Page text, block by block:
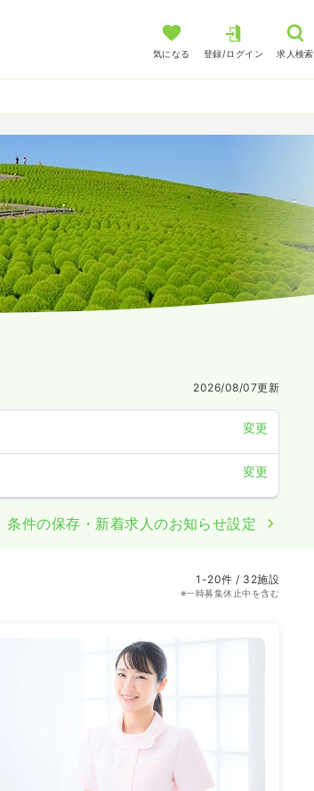
気になる 登録/ログイン 求人検索
2026/08/07更新
変更
変更
条件の保存・新着求人のお知らせ設定
1-20件 / 32施設
※一時募集休止中を含む